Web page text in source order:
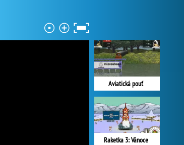
Aviatická pouť
Raketka 3: Vánoce